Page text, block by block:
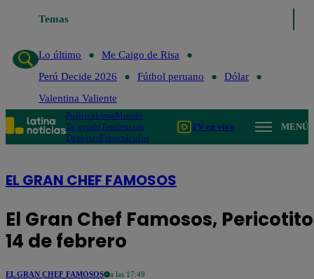
Temas
Lo último
Me Caigo de Risa
Perú Decide 2026
Fútbol peruano
Dólar
Valentina Valiente
PolíticaLimaMundo
Te ayudoTendencias
DeportesEspectáculos
TV en vivo MENÚ
EL GRAN CHEF FAMOSOS
El Gran Chef Famosos,
14 de febrero
EL GRAN CHEF FAMOSOS a las 17:49